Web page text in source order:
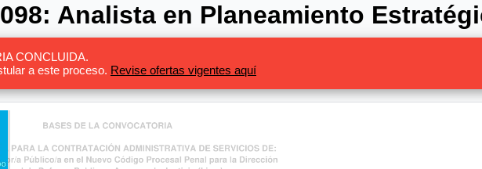
098: Analista en Planeamiento
CONCLUIDA.
a este proceso. Revise ofertas vigentes aquí